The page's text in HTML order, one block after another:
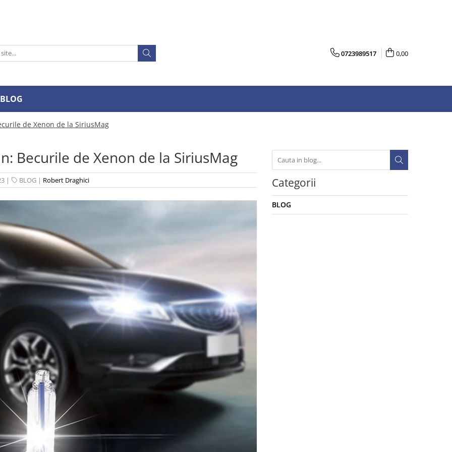
0723989517 0,00
BLOG
de Xenon de la SiriusMag
Becurile de Xenon de la SiriusMag
| BLOG | Robert Draghici Categorii
BLOG